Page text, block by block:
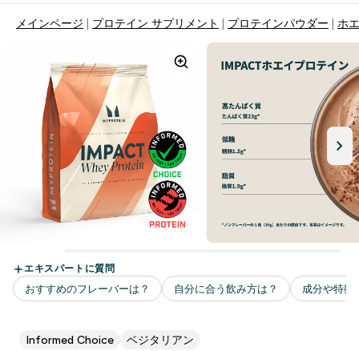
メインページ プロテイン サプリメント プロテインパウダー ホ
Informed Choice ベジタリアン